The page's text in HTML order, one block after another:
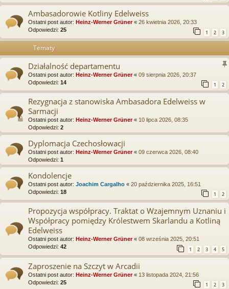
Ambasadorowie Kotliny Edelweiss
Ostatni post autor: Heinz-Werner Grüner« 26 kwietnia 2026, 20:33
Odpowiedzi: 25 1 2 3
Tematy
Działalność departamentu
Ostatni post autor: Heinz-Werner Grüner« 09 sierpnia 2026, 20:37
Odpowiedzi: 14 1 2
Rezygnacja z stanowiska Ambasadora Edelweiss w
Sarmacji
Ostatni post autor: Heinz-Werner Grüner« 10 lipca 2026, 08:35
Odpowiedzi: 2
Dyplomacja Czechosłowacji
Ostatni post autor: Heinz-Werner Grüner« 09 czerwca 2026, 08:40
Odpowiedzi: 1
Kondolencje
Ostatni post autor: Joachim Cargalho « 20 października 2025, 16:51
Odpowiedzi: 18 1 2
Propozycja współpracy. Traktat o Wzajemnym Uznaniu i
Współpracy pomiędzy Królestwem Skarlandu a Kotliną
Edelweiss
Ostatni post autor: Heinz-Werner Grüner« 08 września 2025, 20:51
Odpowiedzi: 42 1 2 3 4 5
Zaproszenie na Szczyt w Arcadii
Ostatni post autor: Heinz-Werner Grüner« 13 listopada 2024, 21:56
Odpowiedzi: 25 1 2 3